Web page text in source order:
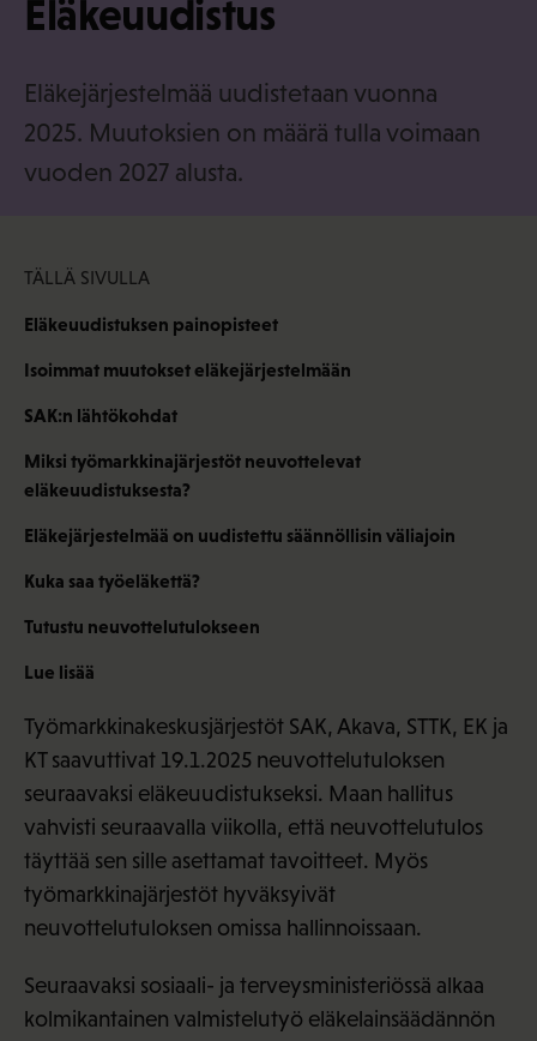
Eläkeuudistus
Eläkejärjestelmää uudistetaan vuonna
2025. Muutoksien on määrä tulla voimaan
vuoden 2027 alusta.
TÄLLÄ SIVULLA
Eläkeuudistuksen painopisteet
Isoimmat muutokset eläkejärjestelmään
SAK:n lähtökohdat
Miksi työmarkkinajärjestöt neuvottelevat
eläkeuudistuksesta?
Eläkejärjestelmää on uudistettu säännöllisin väliajoin
Kuka saa työeläkettä?
Tutustu neuvottelutulokseen
Lue lisää
Työmarkkinakeskusjärjestöt SAK, Akava, STTK, EK ja
KT saavuttivat 19.1.2025 neuvottelutuloksen
seuraavaksi eläkeuudistukseksi. Maan hallitus
vahvisti seuraavalla viikolla, että neuvottelutulos
täyttää sen sille asettamat tavoitteet. Myös
työmarkkinajärjestöt hyväksyivät
neuvottelutuloksen omissa hallinnoissaan.
Seuraavaksi sosiaali- ja terveysministeriössä alkaa
kolmikantainen valmistelutyö eläkelainsäädännön